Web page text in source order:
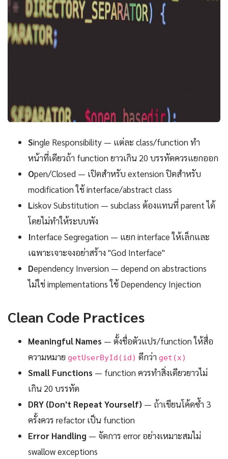
Single Responsibility — แต่ละ class/function ทำ
หน้าที่เดียวถ้า function ยาวเกิน 20 บรรทัดควรแยกออก
Open/Closed — เปิดสำหรับ extension ปิดสำหรับ
modification ใช้ interface/abstract class
Liskov Substitution — subclass ต้องแทนที่ parent ได้
โดยไม่ทำให้ระบบพัง
Interface Segregation — แยก interface ให้เล็กและ
เฉพาะเจาะจงอย่าสร้าง "God Interface"
Dependency Inversion — depend on abstractions
ไม่ใช่ implementations ใช้ Dependency Injection
Clean Code Practices
Meaningful Names — ตั้งชื่อตัวแปร/function ให้สื่อ
ความหมาย getUserById(id) ดีกว่า get(x)
Small Functions — function ควรทำสิ่งเดียวยาวไม่
เกิน 20 บรรทัด
DRY (Don't Repeat Yourself) — ถ้าเขียนโค้ดซ้ำ 3
ครั้งควร refactor เป็น function
Error Handling — จัดการ error อย่างเหมาะสมไม่
swallow exceptions